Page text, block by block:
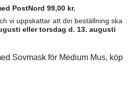
PostNord 99,00 kr.
vi uppskattar att din beställning ska
eller torsdag d. 13. augusti
Sovmask för Medium Mus, köp